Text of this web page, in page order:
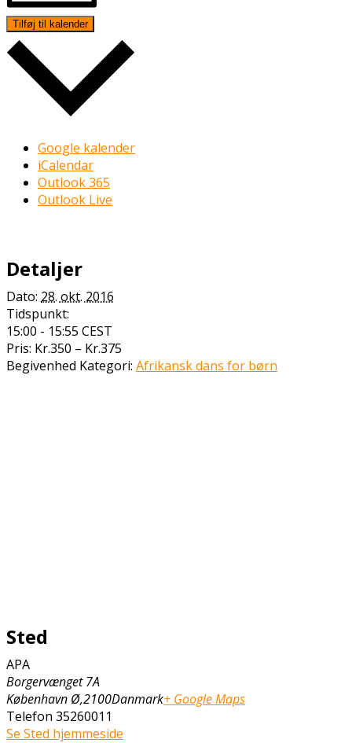
Tilføj til kalender
Google kalender
iCalendar
Outlook 365
Outlook Live
Detaljer
Dato: 28. okt. 2016
Tidspunkt:
15:00 - 15:55 CEST
Pris: Kr.350 – Kr.375
Begivenhed Kategori: Afrikansk dans for børn
Sted
APA
Borgervænget 7A
København Ø,2100Danmark+ Google Maps
Telefon 35260011
Se Sted hjemmeside